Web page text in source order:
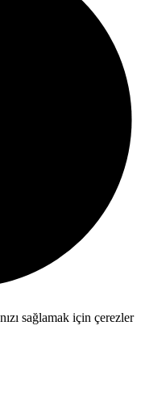
sağlamak için çerezler